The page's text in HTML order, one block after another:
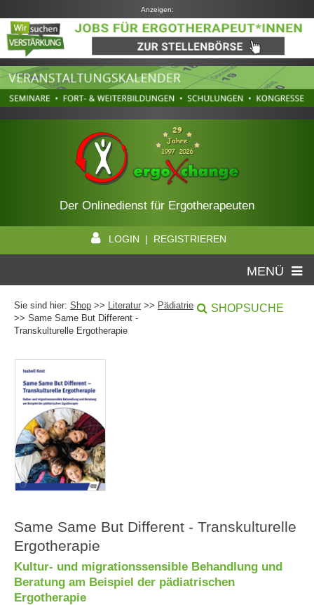
Anzeigen:
Der Onlinedienst für Ergotherapeuten
LOGIN | REGISTRIEREN
MENÜ
Sie sind hier: Shop >> Literatur >> Pädiatrie
>> Same Same But Different -
Transkulturelle Ergotherapie
SHOPSUCHE
Same Same But Different - Transkulturelle
Ergotherapie
Kultur- und migrationssensible Behandlung und
Beratung am Beispiel der pädiatrischen
Ergotherapie